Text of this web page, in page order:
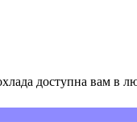
доступна вам в